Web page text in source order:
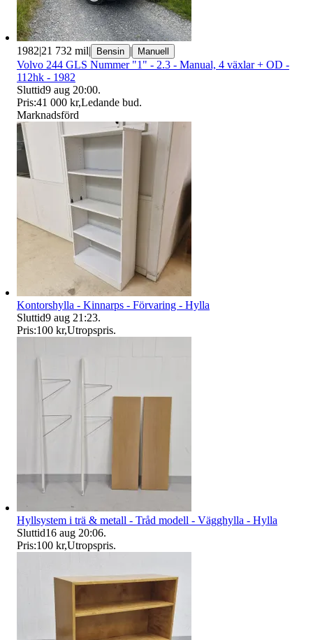
1982|21 732 mil| Bensin | Manuell
Volvo 244 GLS Nummer "1" - 2.3 - Manual, 4 växlar + OD -
112hk - 1982
Sluttid9 aug 20:00.
Pris:41 000 kr,Ledande bud.
Marknadsförd
Kontorshylla - Kinnarps - Förvaring - Hylla
Sluttid9 aug 21:23.
Pris:100 kr,Utropspris.
Hyllsystem i trä & metall - Tråd modell - Vägghylla - Hylla
Sluttid16 aug 20:06.
Pris:100 kr,Utropspris.